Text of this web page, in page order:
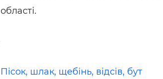
області.
Пісок, шлак, щебінь, відсів, бут